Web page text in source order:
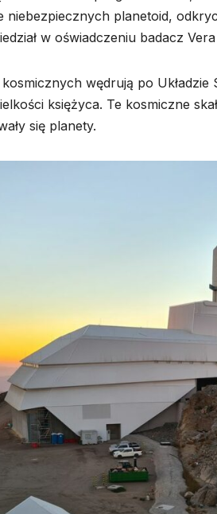
niebezpiecznych planetoid,
w oświadczeniu badacz
kosmicznych wędrują po
księżyca. Te kosmiczne
się planety.